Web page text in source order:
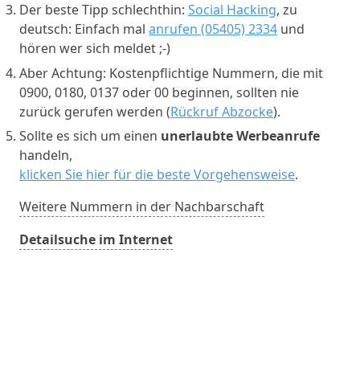
Der beste Tipp schlechthin: Social Hacking, zu
deutsch: Einfach mal anrufen (05405) 2334 und
hören wer sich meldet ;-)
Aber Achtung: Kostenpflichtige Nummern, die mit
0900, 0180, 0137 oder 00 beginnen, sollten nie
zurück gerufen werden (Rückruf Abzocke).
Sollte es sich um einen unerlaubte Werbeanrufe
handeln,
klicken Sie hier für die beste Vorgehensweise.
Weitere Nummern in der Nachbarschaft
Detailsuche im Internet